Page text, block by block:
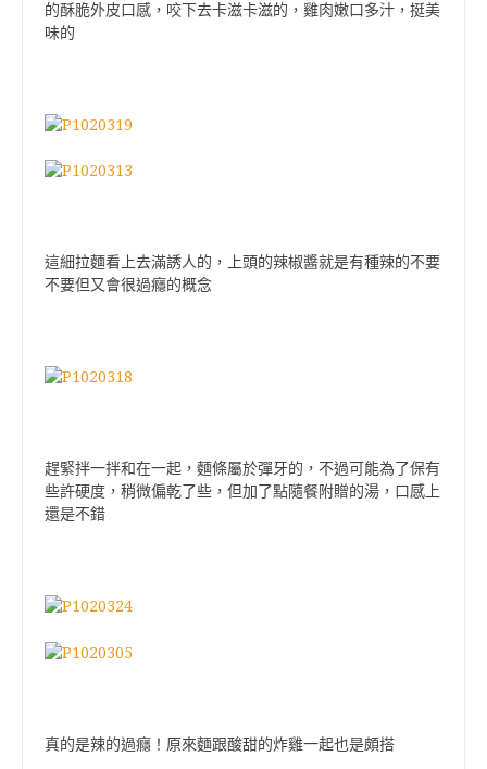
的酥脆外皮口感，咬下去卡滋卡滋的，雞肉嫩口多汁，挺美
味的
這細拉麵看上去滿誘人的，上頭的辣椒醬就是有種辣的不要
不要但又會很過癮的概念
趕緊拌一拌和在一起，麵條屬於彈牙的，不過可能為了保有
些許硬度，稍微偏乾了些，但加了點隨餐附贈的湯，口感上
還是不錯
真的是辣的過癮！原來麵跟酸甜的炸雞一起也是頗搭